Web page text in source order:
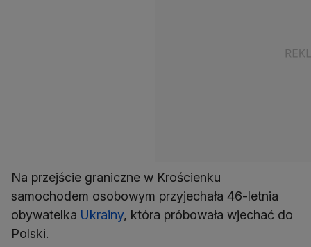
Na przejście graniczne w Krościenku
samochodem osobowym przyjechała 46-letnia
obywatelka Ukrainy, która próbowała wjechać do
Polski.